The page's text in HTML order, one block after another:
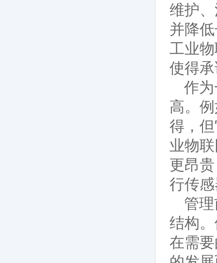
维护
并降
工业
使得
作
高。
得，
业物
更昂
行传
管
结构
在需